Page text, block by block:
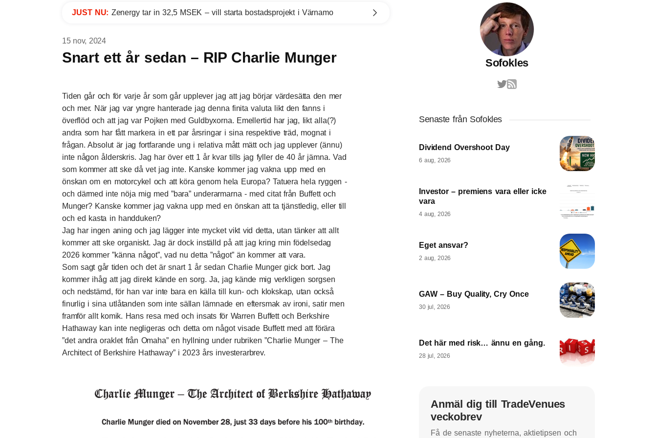
JUST NU: Zenergy tar in 32,5 MSEK – vill starta bostadsprojekt i Värnamo
15 nov, 2024
Snart ett år sedan – RIP Charlie Munger
Tiden går och för varje år som går upplever jag att jag börjar värdesätta den mer
och mer. När jag var yngre hanterade jag denna finita valuta likt den fanns i
överflöd och att jag var Pojken med Guldbyxorna. Emellertid har jag, likt alla(?)
andra som har fått markera in ett par årsringar i sina respektive träd, mognat i
frågan. Absolut är jag fortfarande ung i relativa mått mätt och jag upplever (ännu)
inte någon ålderskris. Jag har över ett 1 år kvar tills jag fyller de 40 år jämna. Vad
som kommer att ske då vet jag inte. Kanske kommer jag vakna upp med en
önskan om en motorcykel och att köra genom hela Europa? Tatuera hela ryggen -
och därmed inte nöja mig med ”bara” underarmarna - med citat från Buffett och
Munger? Kanske kommer jag vakna upp med en önskan att ta tjänstledig, eller till
och ed kasta in handduken?
Jag har ingen aning och jag lägger inte mycket vikt vid detta, utan tänker att allt
kommer att ske organiskt. Jag är dock inställd på att jag kring min födelsedag
2026 kommer ”känna något”, vad nu detta ”något” än kommer att vara.
Som sagt går tiden och det är snart 1 år sedan Charlie Munger gick bort. Jag
kommer ihåg att jag direkt kände en sorg. Ja, jag kände mig verkligen sorgsen
och nedstämd, för han var inte bara en källa till kun- och klokskap, utan också
finurlig i sina utlåtanden som inte sällan lämnade en eftersmak av ironi, satir men
framför allt komik. Hans resa med och insats för Warren Buffett och Berkshire
Hathaway kan inte negligeras och detta om något visade Buffett med att förära
”det andra oraklet från Omaha” en hyllning under rubriken”Charlie Munger – The
Architect of Berkshire Hathaway” i 2023 års investerarbrev.
Sofokles
Senaste från Sofokles
Dividend Overshoot Day
6 aug, 2026
Investor – premiens vara eller icke
vara
4 aug, 2026
Eget ansvar?
2 aug, 2026
GAW – Buy Quality, Cry Once
30 jul, 2026
Det här med risk… ännu en gång.
28 jul, 2026
Anmäl dig till TradeVenues
veckobrev
Få de senaste nyheterna, aktietipsen och